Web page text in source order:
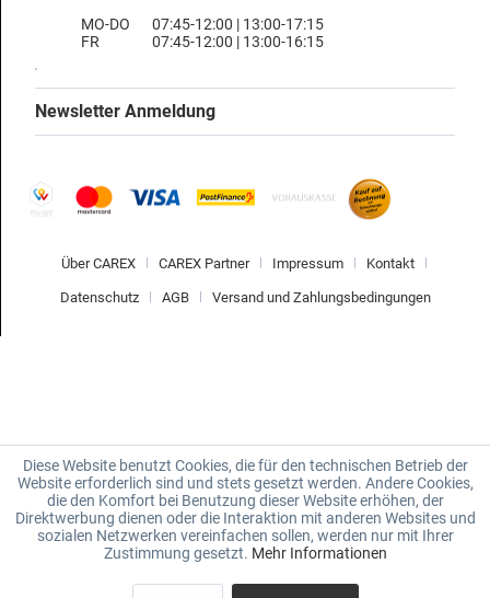
MO-DO
FR
07:45-12:00 | 13:00-17:15
07:45-12:00 | 13:00-16:15
Newsletter Anmeldung
Über CAREX CAREX Partner Impressum Kontakt
Datenschutz AGB Versand und Zahlungsbedingungen
Diese Website benutzt Cookies, die für den technischen Betrieb der
Website erforderlich sind und stets gesetzt werden. Andere Cookies,
die den Komfort bei Benutzung dieser Website erhöhen, der
Direktwerbung dienen oder die Interaktion mit anderen Websites und
sozialen Netzwerken vereinfachen sollen, werden nur mit Ihrer
Zustimmung gesetzt. Mehr Informationen